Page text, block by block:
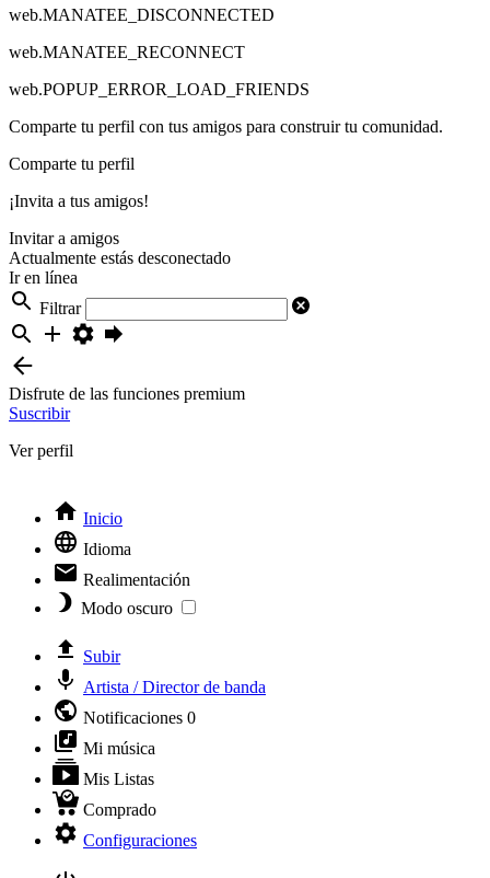
web.MANATEE_DISCONNECTED
web.MANATEE_RECONNECT
web.POPUP_ERROR_LOAD_FRIENDS
Comparte tu perfil con tus amigos para construir tu comunidad.
Comparte tu perfil
¡Invita a tus amigos!
Invitar a amigos
Actualmente estás desconectado
Ir en línea
Filtrar
Disfrute de las funciones premium
Suscribir
Ver perfil
Inicio
Idioma
Realimentación
Modo oscuro
Subir
Artista / Director de banda
Notificaciones 0
Mi música
Mis Listas
Comprado
Configuraciones